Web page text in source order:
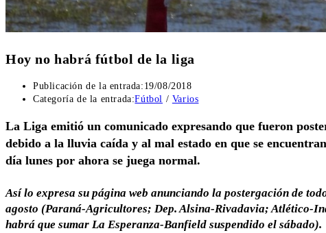
Hoy no habrá fútbol de la liga
Publicación de la entrada: 19/08/2018
Categoría de la entrada:Fútbol / Varios
La Liga emitió un comunicado expresando que fueron
debido a la lluvia caída y al mal estado en que se
día lunes por ahora se juega normal.
Así lo expresa su página web anunciando la postergación de
agosto (Paraná-Agricultores; Dep. Alsina-Rivadavia; Atlético-
habrá que sumar La Esperanza-Banfield suspendido el sábado).